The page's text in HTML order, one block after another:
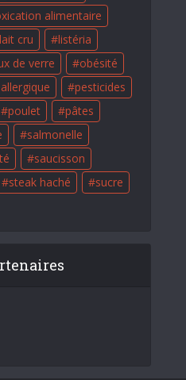
alimentaire
lait cru
listéria
de verre
obésité
pesticides
poulet
pâtes
salmonelle
saucisson
steak haché
sucre